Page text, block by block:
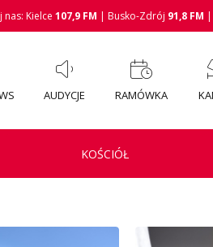
nas: Kielce 107,9 FM | Busko-Zdrój 91,8 FM |
AUDYCJE RAMÓWKA
KOŚCIÓŁ